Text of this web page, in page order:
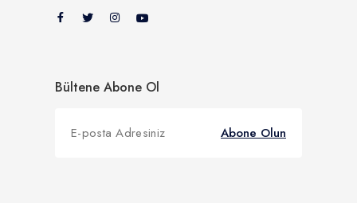
Bültene Abone Ol
Abone Olun